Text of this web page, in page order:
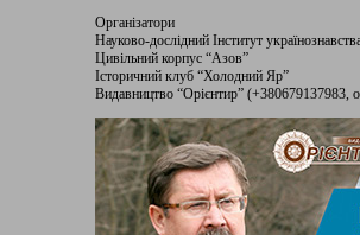
Організатори
Науково-дослідний Інститут
Цивільний корпус “Азов”
Історичний клуб “Холодний Яр”
Видавництво “Орієнтир” (+380679137983,